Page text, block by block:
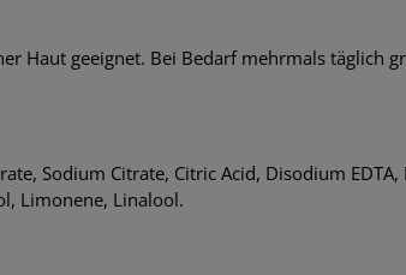
Haut geeignet. Bei Bedarf mehrmals täglich
Sodium Citrate, Citric Acid, Disodium
Limonene, Linalool.